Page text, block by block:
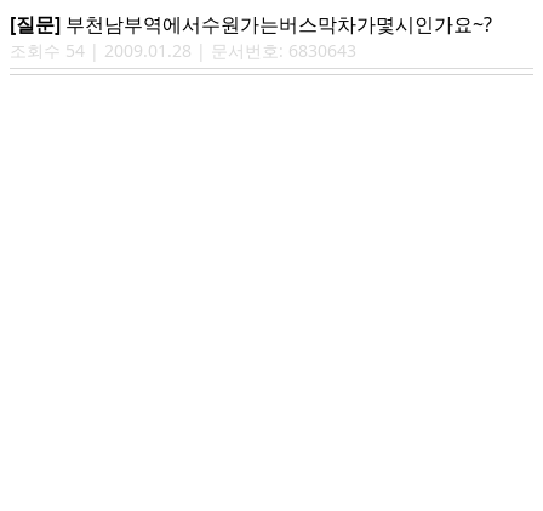
[질문] 부천남부역에서수원가는버스막차가몇시인가요~?
조회수 54 | 2009.01.28 | 문서번호: 6830643